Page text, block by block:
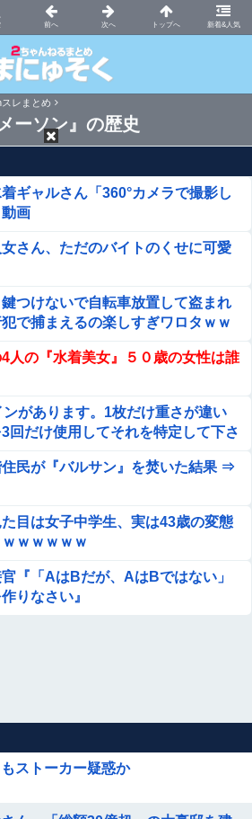
新着&人気
まとめニュース速報VIP
レまとめ
ーソン』の歴史
着ギャルさん「360°カメラで撮影し
画
女さん、ただのバイトのくせに可愛
鍵つけないで自転車放置して盗まれ
で捕まえるの楽しすぎワロタｗｗ
4人の『水着美女』５０歳の女性は誰
ンがあります。1枚だけ重さが違い
回だけ使用してそれを特定して下さ
住民が『バルサン』を焚いた結果 ⇒
た目は女子中学生、実は43歳の変態
ｗｗｗｗｗ
官『「AはBだが、AはBではない」
りなさい』
ストーカー疑惑か